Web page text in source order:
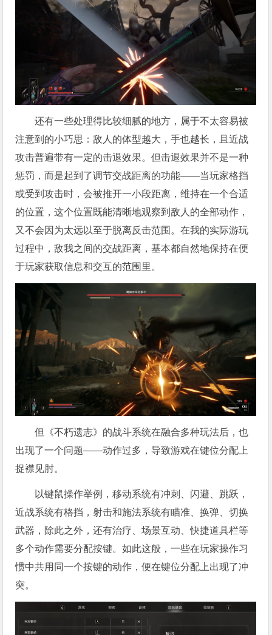
还有一些处理得比较细腻的地方，属于不太容易被
注意到的小巧思：敌人的体型越大，手也越长，且近战
攻击普遍带有一定的击退效果。但击退效果并不是一种
惩罚，而是起到了调节交战距离的功能——当玩家格挡
或受到攻击时，会被推开一小段距离，维持在一个合适
的位置，这个位置既能清晰地观察到敌人的全部动作，
又不会因为太远以至于脱离反击范围。在我的实际游玩
过程中，敌我之间的交战距离，基本都自然地保持在便
于玩家获取信息和交互的范围里。
但《不朽遗志》的战斗系统在融合多种玩法后，也
出现了一个问题——动作过多，导致游戏在键位分配上
捉襟见肘。
以键鼠操作举例，移动系统有冲刺、闪避、跳跃，
近战系统有格挡，射击和施法系统有瞄准、换弹、切换
武器，除此之外，还有治疗、场景互动、快捷道具栏等
多个动作需要分配按键。如此这般，一些在玩家操作习
惯中共用同一个按键的动作，便在键位分配上出现了冲
突。